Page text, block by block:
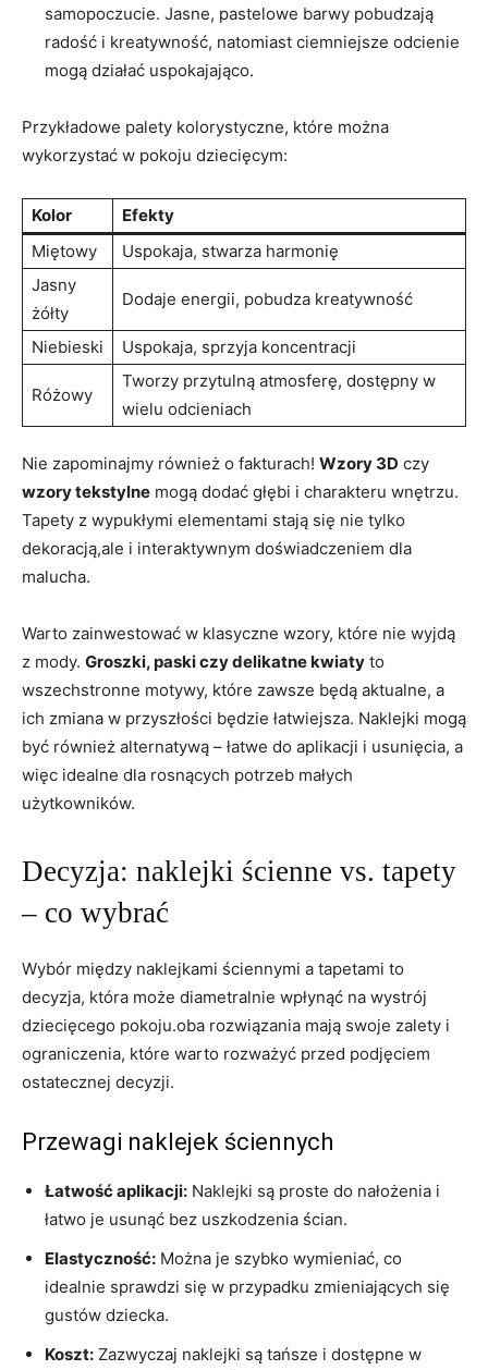
samopoczucie. Jasne, pastelowe barwy pobudzają
radość i⁤ kreatywność,‌ natomiast ciemniejsze odcienie
mogą działać uspokajająco.
Przykładowe palety kolorystyczne,⁢ które można
wykorzystać w pokoju dziecięcym:
Kolor
Efekty
Miętowy
Uspokaja, stwarza ⁢harmonię
Jasny
żółty
Dodaje ​energii, pobudza​ kreatywność
Niebieski Uspokaja, sprzyja koncentracji
Różowy
Tworzy przytulną atmosferę, dostępny w​
wielu odcieniach
Nie zapominajmy również o fakturach! Wzory 3D czy
wzory tekstylne mogą dodać ⁣głębi i charakteru wnętrzu.
Tapety z wypukłymi elementami stają się‍ nie tylko
dekoracją,ale i interaktywnym ‍doświadczeniem dla‌
malucha.
Warto ⁤zainwestować w klasyczne wzory, które nie wyjdą
z⁤ mody. Groszki, ‌paski czy delikatne kwiaty to
wszechstronne motywy, które ⁤zawsze będą aktualne, a
ich zmiana w ⁣przyszłości⁢ będzie łatwiejsza. Naklejki mogą
być również alternatywą – łatwe do aplikacji ⁤i usunięcia, a
więc idealne dla ‌rosnących ⁣potrzeb małych
użytkowników.
Decyzja: naklejki ścienne vs. tapety
– co wybrać
Wybór między naklejkami ściennymi⁢ a tapetami to
decyzja,⁤ która może ⁢diametralnie wpłynąć na ‌wystrój
dziecięcego pokoju.oba⁢ rozwiązania mają swoje zalety⁢ i
⁤ograniczenia, które warto rozważyć​ przed podjęciem
ostatecznej ‍decyzji.
Przewagi naklejek ściennych
Łatwość aplikacji: ‌Naklejki są proste do nałożenia i⁣
łatwo je usunąć bez uszkodzenia⁤ ścian.
Elastyczność: Można​ je szybko wymieniać, ‍co
idealnie sprawdzi się w przypadku zmieniających się⁢
gustów dziecka.
Koszt: ⁤Zazwyczaj naklejki są tańsze i dostępne w